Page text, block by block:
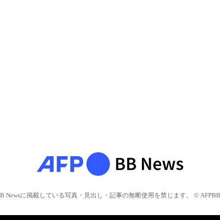
Newsに掲載している写真・見出し・記事の無断使用を禁じます。 © AFPBB